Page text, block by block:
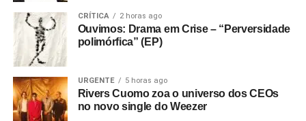
CRÍTICA 2 horas ago
Ouvimos: Drama em Crise – “Perversidade
polimórfica” (EP)
URGENTE 5 horas ago
Rivers Cuomo zoa o universo dos CEOs
no novo single do Weezer